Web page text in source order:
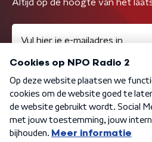
Altijd op de hoogte van het
Algemene voorwaarden